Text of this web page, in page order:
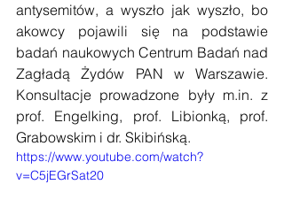
antysemitów, a wyszło jak wyszło, bo
akowcy pojawili się na podstawie
badań naukowych Centrum Badań nad
Zagładą Żydów PAN w Warszawie.
Konsultacje prowadzone były m.in. z
prof. Engelking, prof. Libionką, prof.
Grabowskim i dr. Skibińską.
https://www.youtube.com/watch?
v=C5jEGrSat20